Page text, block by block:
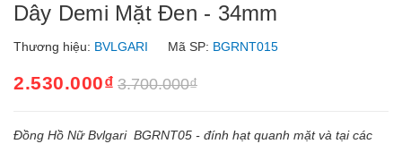
Dây Demi Mặt Đen - 34mm
Thương hiệu: BVLGARI Mã SP: BGRNT015
2.530.000₫ 3.700.000₫
Đồng Hồ Nữ Bvlgari BGRNT05 - đính hạt quanh mặt và tại các